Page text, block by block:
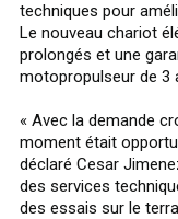
techniques pour
Le nouveau chariot
prolongés et une
motopropulseur de 3
« Avec la demande
moment était
déclaré Cesar
des services
des essais sur le